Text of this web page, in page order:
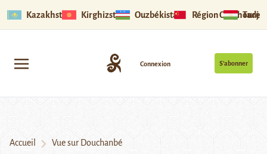
Kazakhstan Kirghizstan Ouzbékistan Région Ouïghoure
S’abonner
Connexion
Accueil Vue sur Douchanbé